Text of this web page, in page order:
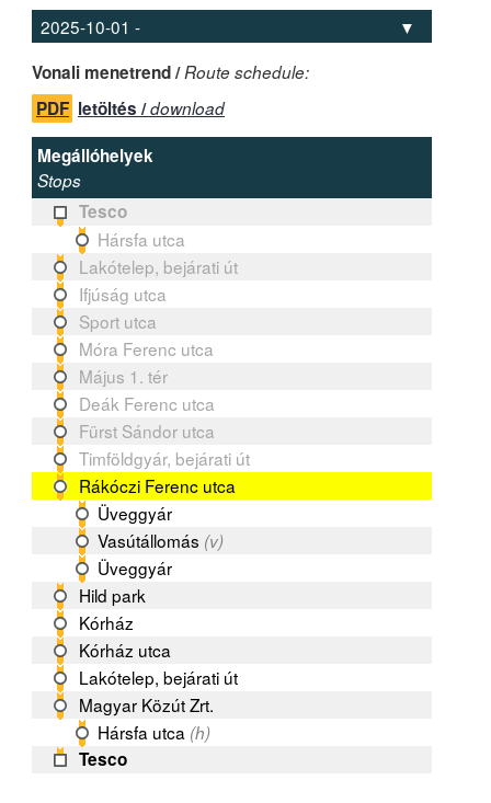
Vonali menetrend /Route schedule:
PDF letöltés /download
Megállóhelyek
Stops
Tesco
Hársfa utca
Lakótelep, bejárati út
Ifjúság utca
Sport utca
Móra Ferenc utca
Május 1. tér
Deák Ferenc utca
Fürst Sándor utca
Timföldgyár, bejárati út
Rákóczi Ferenc utca
Üveggyár
Vasútállomás (v)
Üveggyár
Hild park
Kórház
Kórház utca
Lakótelep, bejárati út
Magyar Közút Zrt.
Hársfa utca (h)
Tesco